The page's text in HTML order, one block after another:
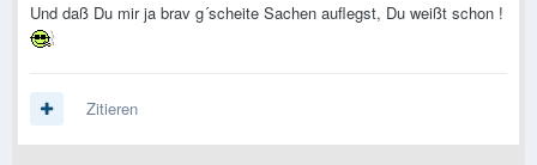
Und daß Du mir ja brav g´scheite Sachen auflegst, Du weißt schon !
Zitieren